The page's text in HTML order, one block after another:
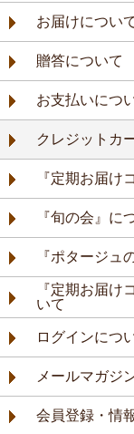
お届けについ
贈答について
お支払いにつ
クレジットカ
『定期お届け
『旬の会』に
『ポタージュ
『定期お届け
いて
ログインにつ
メールマガジ
会員登録・情